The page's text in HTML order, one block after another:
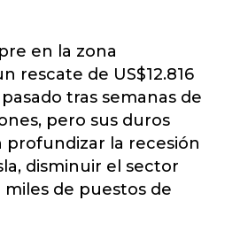
en la zona
rescate de US$12.816
tras semanas de
pero sus duros
la recesión
disminuir el sector
miles de puestos de